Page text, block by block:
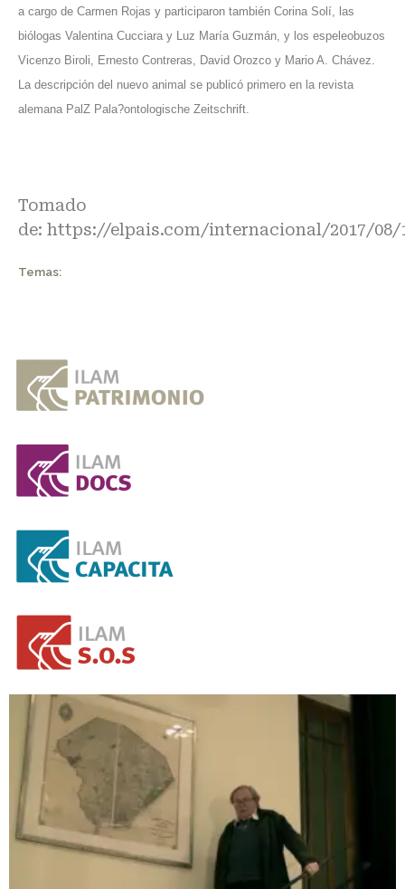
a cargo de Carmen Rojas y participaron también Corina Solí, las
biólogas Valentina Cucciara y Luz María Guzmán, y los espeleobuzos
Vicenzo Biroli, Ernesto Contreras, David Orozco y Mario A. Chávez.
La descripción del nuevo animal se publicó primero en la revista
alemana PalZ Pala?ontologische Zeitschrift.
Tomado
de: https://elpais.com/internacional/2017/08/
Temas: